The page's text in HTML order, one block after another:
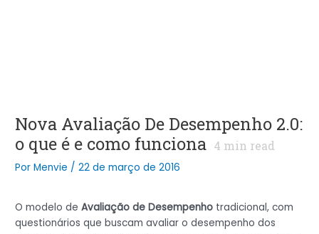
Nova Avaliação De Desempenho 2.0:
o que é e como funciona 4 min read
PorMenvie /22 de março de 2016
O modelo deAvaliação de Desempenho tradicional, com
questionários que buscam avaliar o desempenho dos